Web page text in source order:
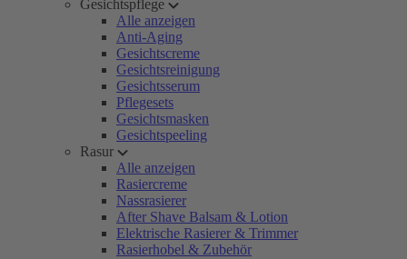
Gesichtspflege
Alle anzeigen
Anti-Aging
Gesichtscreme
Gesichtsreinigung
Gesichtsserum
Pflegesets
Gesichtsmasken
Gesichtspeeling
Rasur
Alle anzeigen
Rasiercreme
Nassrasierer
After Shave Balsam & Lotion
Elektrische Rasierer & Trimmer
Rasierhobel & Zubehör